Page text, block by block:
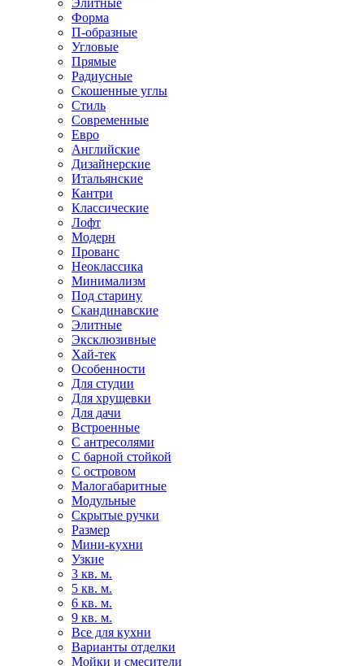
Элитные
Форма
П-образные
Угловые
Прямые
Радиусные
Скошенные углы
Стиль
Современные
Евро
Английские
Дизайнерские
Итальянские
Кантри
Классические
Лофт
Модерн
Прованс
Неоклассика
Минимализм
Под старину
Скандинавские
Элитные
Эксклюзивные
Хай-тек
Особенности
Для студии
Для хрущевки
Для дачи
Встроенные
С антресолями
С барной стойкой
С островом
Малогабаритные
Модульные
Скрытые ручки
Размер
Мини-кухни
Узкие
3 кв. м.
5 кв. м.
6 кв. м.
9 кв. м.
Все для кухни
Варианты отделки
Мойки и смесители